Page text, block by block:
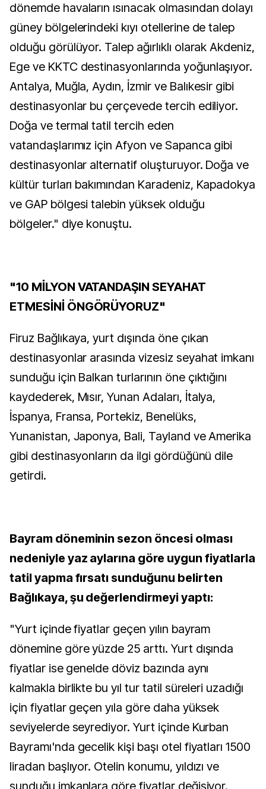
dönemde havaların ısınacak olmasından dolayı
güney bölgelerindeki kıyı otellerine de talep
olduğu görülüyor. Talep ağırlıklı olarak Akdeniz,
Ege ve KKTC destinasyonlarında yoğunlaşıyor.
Antalya, Muğla, Aydın, İzmir ve Balıkesir gibi
destinasyonlar bu çerçevede tercih ediliyor.
Doğa ve termal tatil tercih eden
vatandaşlarımız için Afyon ve Sapanca gibi
destinasyonlar alternatif oluşturuyor. Doğa ve
kültür turları bakımından Karadeniz, Kapadokya
ve GAP bölgesi talebin yüksek olduğu
bölgeler." diye konuştu.
"10 MİLYON VATANDAŞIN SEYAHAT
ETMESİNİ ÖNGÖRÜYORUZ"
Firuz Bağlıkaya, yurt dışında öne çıkan
destinasyonlar arasında vizesiz seyahat imkanı
sunduğu için Balkan turlarının öne çıktığını
kaydederek, Mısır, Yunan Adaları, İtalya,
İspanya, Fransa, Portekiz, Benelüks,
Yunanistan, Japonya, Bali, Tayland ve Amerika
gibi destinasyonların da ilgi gördüğünü dile
getirdi.
Bayram döneminin sezon öncesi olması
nedeniyle yaz aylarına göre uygun fiyatlarla
tatil yapma fırsatı sunduğunu belirten
Bağlıkaya, şu değerlendirmeyi yaptı:
"Yurt içinde fiyatlar geçen yılın bayram
dönemine göre yüzde 25 arttı. Yurt dışında
fiyatlar ise genelde döviz bazında aynı
kalmakla birlikte bu yıl tur tatil süreleri uzadığı
için fiyatlar geçen yıla göre daha yüksek
seviyelerde seyrediyor. Yurt içinde Kurban
Bayramı'nda gecelik kişi başı otel fiyatları 1500
liradan başlıyor. Otelin konumu, yıldızı ve
sunduğu imkanlara göre fiyatlar değişiyor.